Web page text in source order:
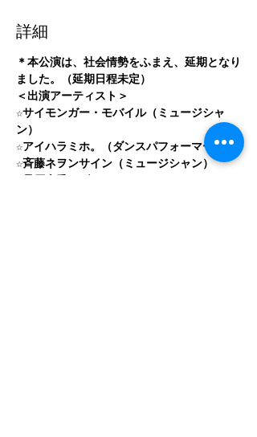
詳細
＊本公演は、社会情勢をふまえ、延期となり
ました。（延期日程未定）
＜出演アーティスト＞
☆サイモンガー・モバイル（ミュージシャ
ン）
☆アイハラミホ。（ダンスパフォーマー）
☆斉藤ネヲンサイン（ミュージシャン）